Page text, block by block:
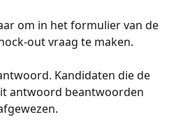
om in het formulier van de
out vraag te maken.
Kandidaten die de
antwoord beantwoorden